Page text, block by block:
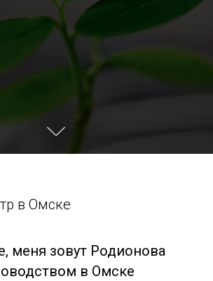
в Омске
меня зовут Родионова
в Омске